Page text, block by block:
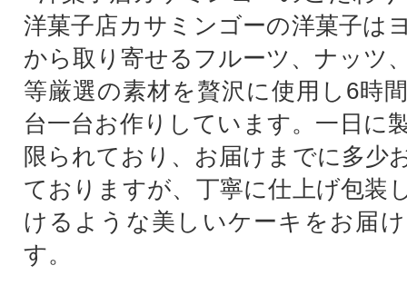
洋菓子店カサミンゴーの洋菓子は
から取り寄せるフルーツ、ナッツ
等厳選の素材を贅沢に使用し6時
台一台お作りしています。一日に
限られており、お届けまでに多少
ておりますが、丁寧に仕上げ包装
けるような美しいケーキをお届
す。